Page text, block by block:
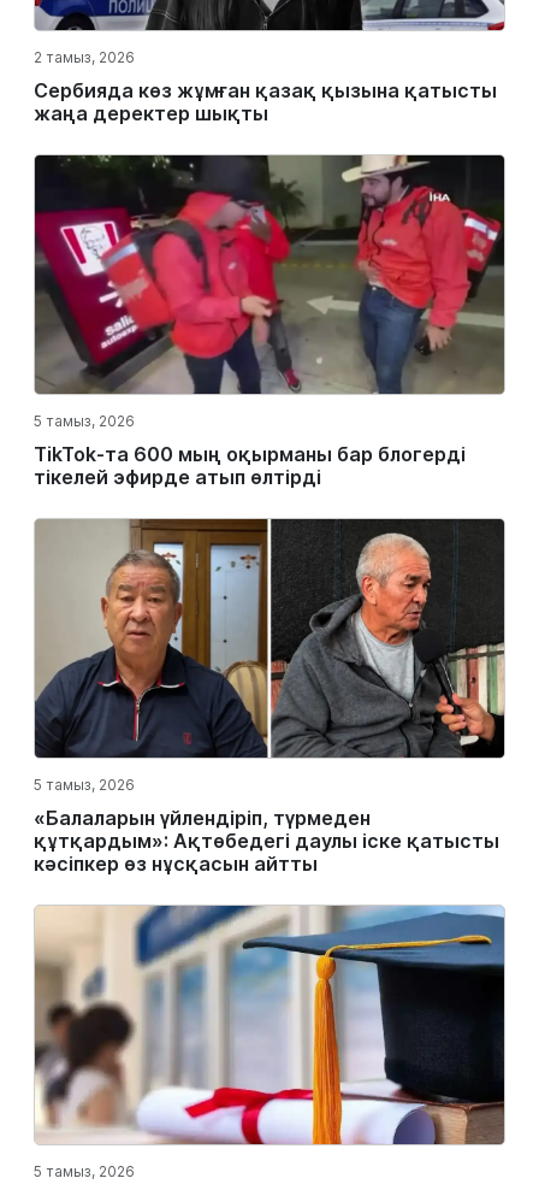
2 тамыз, 2026
Сербияда көз жұмған қазақ қызына қатысты
жаңа деректер шықты
5 тамыз, 2026
TikTok-та 600 мың оқырманы бар блогерді
тікелей эфирде атып өлтірді
5 тамыз, 2026
«Балаларын үйлендіріп, түрмеден
құтқардым»: Ақтөбедегі даулы іске қатысты
кәсіпкер өз нұсқасын айтты
5 тамыз, 2026